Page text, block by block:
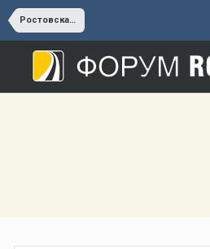
Ростовская область